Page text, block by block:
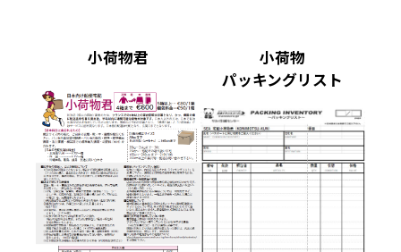
小荷物君
小荷物
パッキングリスト